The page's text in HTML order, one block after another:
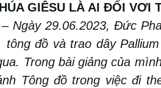
GIÊSU LÀ AI ĐỐI VƠI
–Ngày 29.06.2023, Đức
đồ và trao dây
Trong bài giảng của
Tông đồ trong việc đi